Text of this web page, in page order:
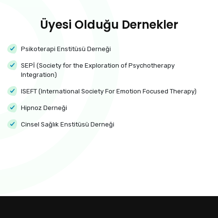
Üyesi Olduğu Dernekler
Psikoterapi Enstitüsü Derneği
SEPİ (Society for the Exploration of Psychotherapy
Integration)
ISEFT (International Society For Emotion Focused Therapy)
Hipnoz Derneği
Cinsel Sağlık Enstitüsü Derneği